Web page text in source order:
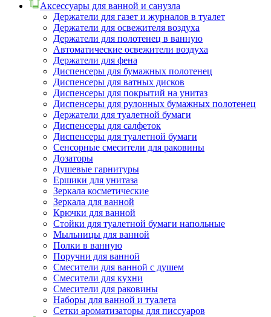
Аксессуары для ванной и санузла
Держатели для газет и журналов в туалет
Держатели для освежителя воздуха
Держатели для полотенец в ванную
Автоматические освежители воздуха
Держатели для фена
Диспенсеры для бумажных полотенец
Диспенсеры для ватных дисков
Диспенсеры для покрытий на унитаз
Диспенсеры для рулонных бумажных полотенец
Держатели для туалетной бумаги
Диспенсеры для салфеток
Диспенсеры для туалетной бумаги
Сенсорные смесители для раковины
Дозаторы
Душевые гарнитуры
Ершики для унитаза
Зеркала косметические
Зеркала для ванной
Крючки для ванной
Стойки для туалетной бумаги напольные
Мыльницы для ванной
Полки в ванную
Поручни для ванной
Смесители для ванной с душем
Смесители для кухни
Смесители для раковины
Наборы для ванной и туалета
Сетки ароматизаторы для писсуаров